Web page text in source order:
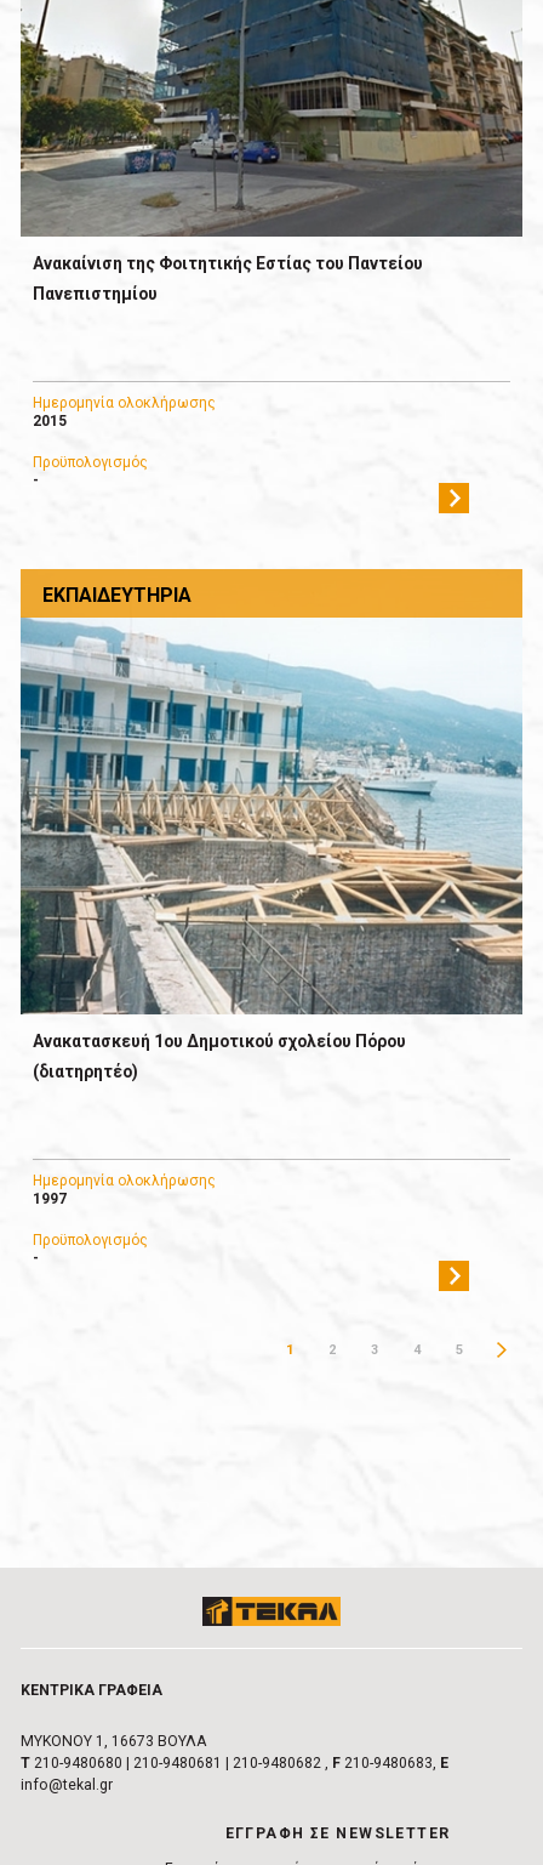
Ανακαίνιση της Φοιτητικής Εστίας του Παντείου
Πανεπιστημίου
Ημερομηνία ολοκλήρωσης
2015
Προϋπολογισμός
-
ΕΚΠΑΙΔΕΥΤΉΡΙΑ
Ανακατασκευή 1oυ Δημοτικού σχολείου Πόρου
(διατηρητέο)
Ημερομηνία ολοκλήρωσης
1997
Προϋπολογισμός
-
1 2 3 4 5
ΚΕΝΤΡΙΚA ΓΡΑΦΕIΑ
ΜΥΚΟΝΟΥ 1, 16673 ΒΟΥΛA
Τ 210-9480680 210-9480681 210-9480682, F210-9480683, E
info@tekal.gr
EΓΓΡΑΦΗ ΣΕ NEWSLETTER